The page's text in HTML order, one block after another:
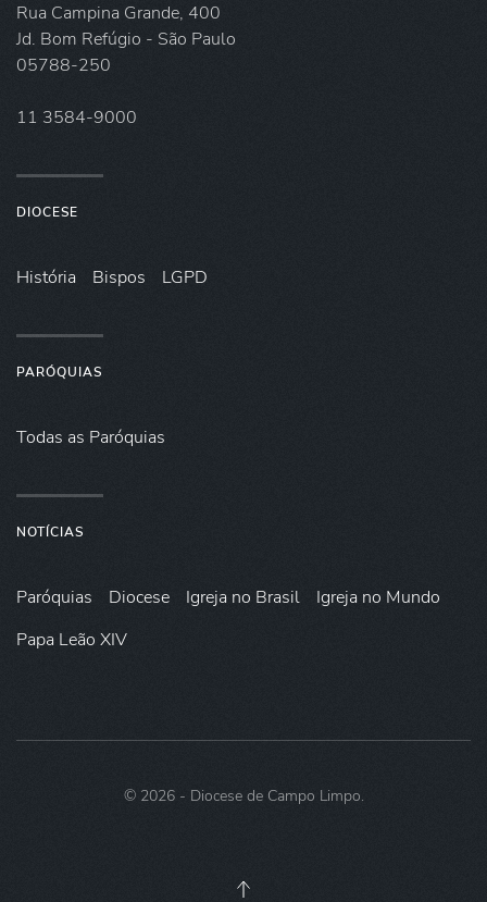
Rua Campina Grande, 400
Jd. Bom Refúgio - São Paulo
05788-250
11 3584-9000
DIOCESE
História Bispos LGPD
PARÓQUIAS
Todas as Paróquias
NOTÍCIAS
Paróquias Diocese Igreja no Brasil
Igreja no Mundo
Papa Leão XIV
© 2026- Diocese de Campo Limpo.